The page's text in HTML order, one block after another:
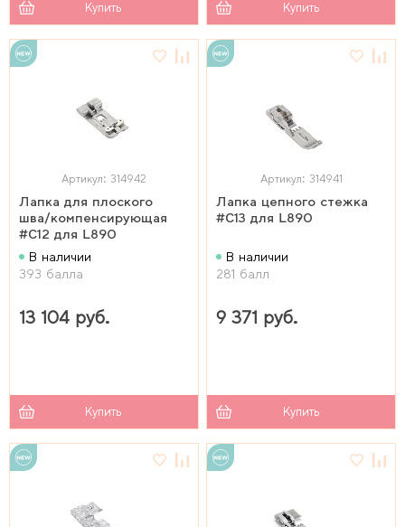
Купить Купить
Артикул: 314942
Лапка для плоского
шва/компенсирующая
#C12 для L890
В наличии
393 балла
13 104 руб.
Купить
Артикул: 314941
Лапка цепного стежка
#C13 для L890
В наличии
281 балл
9 371 руб.
Купить